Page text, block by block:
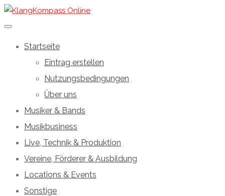
Startseite
Eintrag erstellen
Nutzungsbedingungen
Über uns
Musiker & Bands
Musikbusiness
Live, Technik & Produktion
Vereine, Förderer & Ausbildung
Locations & Events
Sonstige